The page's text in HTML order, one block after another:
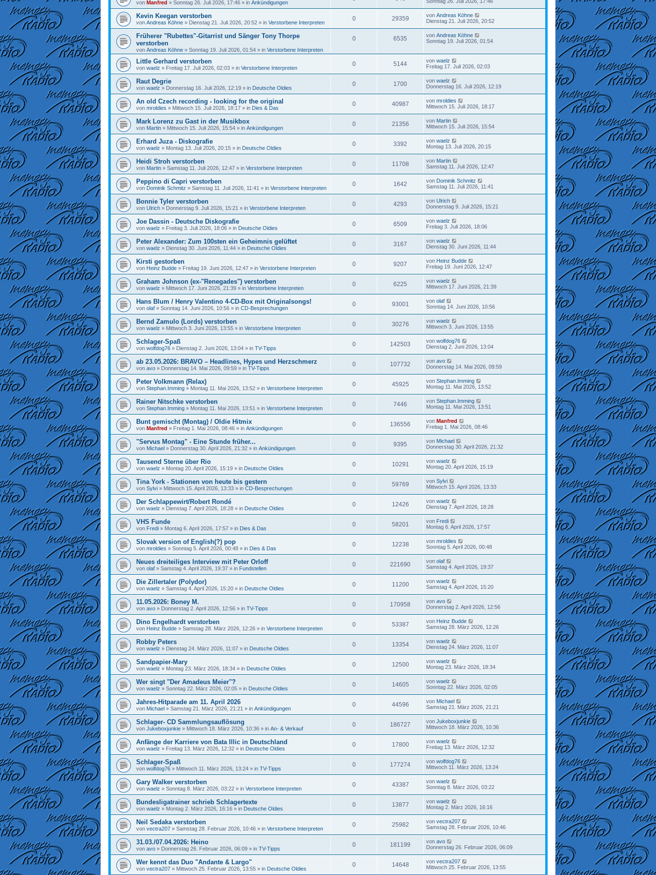
von Manfred » Sonntag 26. Juli 2026, 17:46 » in Ankündigungen
Kevin Keegan verstorben
von Andreas Köhne » Dienstag 21. Juli 2026, 20:52 » in Verstorbene Interpreten
0 29359 von Andreas Köhne
Dienstag 21. Juli 2026, 20:52
Früherer "Rubettes"-Gitarrist und Sänger Tony Thorpe
verstorben
von Andreas Köhne » Sonntag 19. Juli 2026, 01:54 » in Verstorbene Interpreten
0 6535 von Andreas Köhne
Sonntag 19. Juli 2026, 01:54
Little Gerhard verstorben
von waelz » Freitag 17. Juli 2026, 02:03 » in Verstorbene Interpreten
0 5144 von waelz
Freitag 17. Juli 2026, 02:03
Raut Degrie
von waelz » Donnerstag 16. Juli 2026, 12:19 » in Deutsche Oldies
0 1700 von waelz
Donnerstag 16. Juli 2026, 12:19
An old Czech recording - looking for the original
von mroldies » Mittwoch 15. Juli 2026, 18:17 » in Dies & Das
0 40987 von mroldies
Mittwoch 15. Juli 2026, 18:17
Mark Lorenz zu Gast in der Musikbox
von Martin » Mittwoch 15. Juli 2026, 15:54 » in Ankündigungen
0 21356 von Martin
Mittwoch 15. Juli 2026, 15:54
Erhard Juza - Diskografie
von waelz » Montag 13. Juli 2026, 20:15 » in Deutsche Oldies
0 3392 von waelz
Montag 13. Juli 2026, 20:15
Heidi Stroh verstorben
von Martin » Samstag 11. Juli 2026, 12:47 » in Verstorbene Interpreten
0 11708 von Martin
Samstag 11. Juli 2026, 12:47
Peppino di Capri verstorben
von Dominik Schmitz » Samstag 11. Juli 2026, 11:41 » in Verstorbene Interpreten
0 1642 von Dominik Schmitz
Samstag 11. Juli 2026, 11:41
Bonnie Tyler verstorben
von Ulrich » Donnerstag 9. Juli 2026, 15:21 » in Verstorbene Interpreten
0 4293 von Ulrich
Donnerstag 9. Juli 2026, 15:21
Joe Dassin - Deutsche Diskografie
von waelz » Freitag 3. Juli 2026, 18:06 » in Deutsche Oldies
0 6509 von waelz
Freitag 3. Juli 2026, 18:06
Peter Alexander: Zum 100sten ein Geheimnis gelüftet
von waelz » Dienstag 30. Juni 2026, 11:44 » in Deutsche Oldies
0 3167 von waelz
Dienstag 30. Juni 2026, 11:44
Kirsti gestorben
von Heinz Budde » Freitag 19. Juni 2026, 12:47 » in Verstorbene Interpreten
0 9207 von Heinz Budde
Freitag 19. Juni 2026, 12:47
Graham Johnson (ex-"Renegades") verstorben
von waelz » Mittwoch 17. Juni 2026, 21:39 » in Verstorbene Interpreten
0 6225 von waelz
Mittwoch 17. Juni 2026, 21:39
Hans Blum / Henry Valentino 4-CD-Box mit Originalsongs!
von olaf » Sonntag 14. Juni 2026, 10:56 » in CD-Besprechungen
0 93001 von olaf
Sonntag 14. Juni 2026, 10:56
Bernd Zamulo (Lords) verstorben
von waelz » Mittwoch 3. Juni 2026, 13:55 » in Verstorbene Interpreten
0 30276 von waelz
Mittwoch 3. Juni 2026, 13:55
Schlager-Spaß
von wolfdog76 » Dienstag 2. Juni 2026, 13:04 » in TV-Tipps
0 142503 von wolfdog76
Dienstag 2. Juni 2026, 13:04
ab 23.05.2026: BRAVO – Headlines, Hypes und Herzschmerz
von avo » Donnerstag 14. Mai 2026, 09:59 » in TV-Tipps
0 107732 von avo
Donnerstag 14. Mai 2026, 09:59
Peter Volkmann (Relax)
von Stephan.Imming » Montag 11. Mai 2026, 13:52 » in Verstorbene Interpreten
0 45925 von Stephan.Imming
Montag 11. Mai 2026, 13:52
Rainer Nitschke verstorben
von Stephan.Imming » Montag 11. Mai 2026, 13:51 » in Verstorbene Interpreten
0 7446 von Stephan.Imming
Montag 11. Mai 2026, 13:51
Bunt gemischt (Montag) / Oldie Hitmix
von Manfred » Freitag 1. Mai 2026, 08:46 » in Ankündigungen
0 136556 von Manfred
Freitag 1. Mai 2026, 08:46
"Servus Montag" - Eine Stunde früher...
von Michael » Donnerstag 30. April 2026, 21:32 » in Ankündigungen
0 9395 von Michael
Donnerstag 30. April 2026, 21:32
Tausend Sterne über Rio
von waelz » Montag 20. April 2026, 15:19 » in Deutsche Oldies
0 10291 von waelz
Montag 20. April 2026, 15:19
Tina York - Stationen von heute bis gestern
von Sylvi » Mittwoch 15. April 2026, 13:33 » in CD-Besprechungen
0 59769 von Sylvi
Mittwoch 15. April 2026, 13:33
Der Schlappewirt/Robert Rondé
von waelz » Dienstag 7. April 2026, 18:28 » in Deutsche Oldies
0 12426 von waelz
Dienstag 7. April 2026, 18:28
VHS Funde
von Fredi » Montag 6. April 2026, 17:57 » in Dies & Das
0 58201 von Fredi
Montag 6. April 2026, 17:57
Slovak version of English(?) pop
von mroldies » Sonntag 5. April 2026, 00:48 » in Dies & Das
0 12238 von mroldies
Sonntag 5. April 2026, 00:48
Neues dreiteiliges Interview mit Peter Orloff
von olaf » Samstag 4. April 2026, 19:37 » in Fundstellen
0 221690 von olaf
Samstag 4. April 2026, 19:37
Die Zillertaler (Polydor)
von waelz » Samstag 4. April 2026, 15:20 » in Deutsche Oldies
0 11200 von waelz
Samstag 4. April 2026, 15:20
11.05.2026: Boney M.
von avo » Donnerstag 2. April 2026, 12:56 » in TV-Tipps
0 170958 von avo
Donnerstag 2. April 2026, 12:56
Dino Engelhardt verstorben
von Heinz Budde » Samstag 28. März 2026, 12:26 » in Verstorbene Interpreten
0 53387 von Heinz Budde
Samstag 28. März 2026, 12:26
Robby Peters
von waelz » Dienstag 24. März 2026, 11:07 » in Deutsche Oldies
0 13354 von waelz
Dienstag 24. März 2026, 11:07
Sandpapier-Mary
von waelz » Montag 23. März 2026, 18:34 » in Deutsche Oldies
0 12500 von waelz
Montag 23. März 2026, 18:34
Wer singt "Der Amadeus Meier"?
von waelz » Sonntag 22. März 2026, 02:05 » in Deutsche Oldies
0 14605 von waelz
Sonntag 22. März 2026, 02:05
Jahres-Hitparade am 11. April 2026
von Michael » Samstag 21. März 2026, 21:21 » in Ankündigungen
0 44596 von Michael
Samstag 21. März 2026, 21:21
Schlager- CD Sammlungsauflösung
von Jukeboxjunkie » Mittwoch 18. März 2026, 10:36 » in An- & Verkauf
0 186727 von Jukeboxjunkie
Mittwoch 18. März 2026, 10:36
Anfänge der Karriere von Bata Illic in Deutschland
von waelz » Freitag 13. März 2026, 12:32 » in Deutsche Oldies
0 17800 von waelz
Freitag 13. März 2026, 12:32
Schlager-Spaß
von wolfdog76 » Mittwoch 11. März 2026, 13:24 » in TV-Tipps
0 177274 von wolfdog76
Mittwoch 11. März 2026, 13:24
Gary Walker verstorben
von waelz » Sonntag 8. März 2026, 03:22 » in Verstorbene Interpreten
0 43387 von waelz
Sonntag 8. März 2026, 03:22
Bundesligatrainer schrieb Schlagertexte
von waelz » Montag 2. März 2026, 16:16 » in Deutsche Oldies
0 13877 von waelz
Montag 2. März 2026, 16:16
Neil Sedaka verstorben
von vectra207 » Samstag 28. Februar 2026, 10:46 » in Verstorbene Interpreten
0 25982 von vectra207
Samstag 28. Februar 2026, 10:46
31.03./07.04.2026: Heino
von avo » Donnerstag 26. Februar 2026, 06:09 » in TV-Tipps
0 181199 von avo
Donnerstag 26. Februar 2026, 06:09
Wer kennt das Duo "Andante & Largo"
von vectra207 » Mittwoch 25. Februar 2026, 13:55 » in Deutsche Oldies
0 14648 von vectra207
Mittwoch 25. Februar 2026, 13:55